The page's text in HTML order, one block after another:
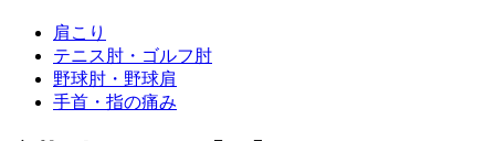
肩こり
テニス肘・ゴルフ肘
野球肘・野球肩
手首・指の痛み